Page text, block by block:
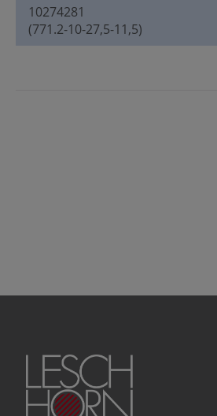
10274281
(771.2-10-27,5-11,5)